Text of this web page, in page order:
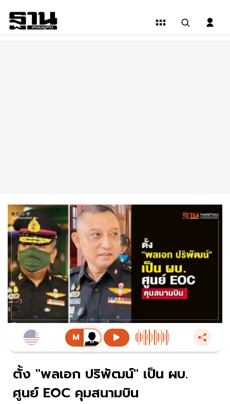
ตั้ง "พลเอก ปริพัฒน์" เป็น ผบ.
ศูนย์ EOC คุมสนามบิน